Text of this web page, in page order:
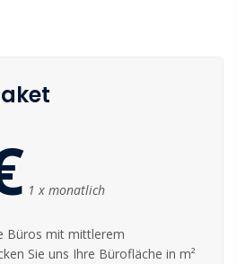
1 x monatlich
Büros mit mittlerem
Sie uns Ihre Bürofläche in m²